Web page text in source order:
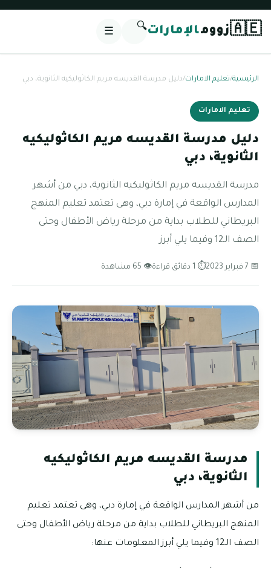
🇦🇪زوومالإمارات🔍
☰
الرئيسية/تعليم الامارات/دليل مدرسة القديسه مريم الكاثوليكيه الثانوية، دبي
تعليم الامارات
دليل مدرسة القديسه مريم الكاثوليكيه
الثانوية، دبي
مدرسة القديسه مريم الكاثوليكيه الثانوية، دبي من أشهر
المدارس الواقعة في إمارة دبي، وهى تعتمد تعليم المنهج
البريطاني للطلاب بداية من مرحلة رياض الأطفال وحتى
الصف الـ12 وفيما يلي أبرز
📅 7 فبراير 2023 ⏱ 1 دقائق قراءة 👁 65 مشاهدة
مدرسة القديسه مريم الكاثوليكيه
الثانوية، دبي
من أشهر المدارس الواقعة في إمارة دبي، وهى تعتمد تعليم
المنهج البريطاني للطلاب بداية من مرحلة رياض الأطفال وحتى
الصف الـ12 وفيما يلي أبرز المعلومات عنها: